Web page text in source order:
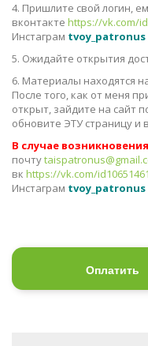
4. Пришлите свой логин,
вконтакте https://vk.com/
Инстаграм tvoy_patronus
5. Ожидайте открытия
6. Материалы находятся
После того, как от меня
открыт, зайдите на сайт
обновите ЭТУ страницу
В случае
почту
вк https://vk.com/id10651461
Инстаграм tvoy_patronus
Оплатить